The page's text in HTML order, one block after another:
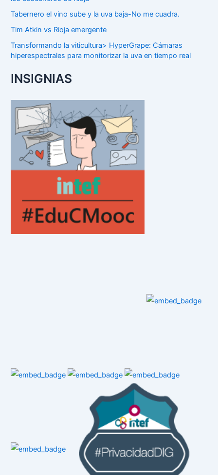
Tabernero el vino sube y la uva baja-No me cuadra.
Tim Atkin vs Rioja emergente
Transformando la viticultura> HyperGrape: Cámaras
hiperespectrales para monitorizar la uva en tiempo real
INSIGNIAS